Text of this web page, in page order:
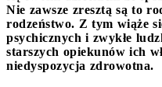
Nie zawsze zresztą są to
rodzeństwo. Z tym wiąże
psychicznych i zwykłe
starszych opiekunów ich
niedyspozycja zdrowotna.